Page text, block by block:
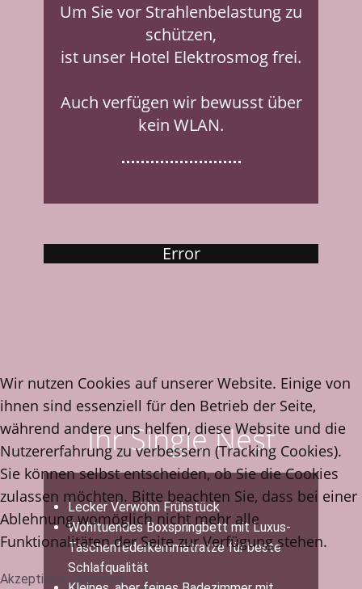
Um Sie vor Strahlenbelastung zu
schützen,
ist unser Hotel Elektrosmog frei.
Auch verfügen wir bewusst über
kein WLAN.
Error
Ihr Single Nest
Lecker Verwöhn Frühstück
Wohltuendes Boxspringbett mit Luxus-
Taschenfederkernmatratze für beste
Schlafqualität
Wir nutzen Cookies auf unserer Website. Einige von
ihnen sind essenziell für den Betrieb der Seite,
während andere uns helfen, diese Website und die
Nutzererfahrung zu verbessern (Tracking Cookies).
Sie können selbst entscheiden, ob Sie die Cookies
zulassen möchten. Bitte beachten Sie, dass bei einer
Ablehnung womöglich nicht mehr alle
Funktionalitäten der Seite zur Verfügung stehen.
Akzeptieren Ablehnen